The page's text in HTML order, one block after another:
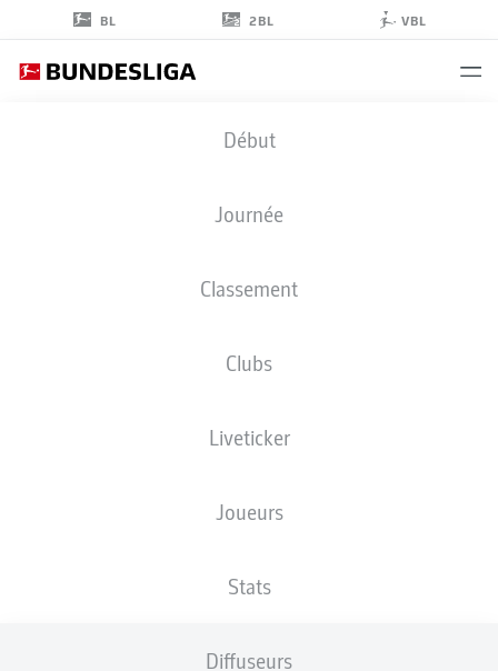
BL 2BL VBL
Début
Journée
Classement
Clubs
Liveticker
Joueurs
Stats
Diffuseurs